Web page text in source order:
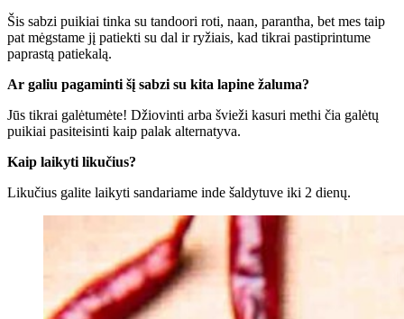
Šis sabzi puikiai tinka su tandoori roti, naan, parantha, bet mes taip
pat mėgstame jį patiekti su dal ir ryžiais, kad tikrai pastiprintume
paprastą patiekalą.
Ar galiu pagaminti šį sabzi su kita lapine žaluma?
Jūs tikrai galėtumėte! Džiovinti arba švieži kasuri methi čia galėtų
puikiai pasiteisinti kaip palak alternatyva.
Kaip laikyti likučius?
Likučius galite laikyti sandariame inde šaldytuve iki 2 dienų.